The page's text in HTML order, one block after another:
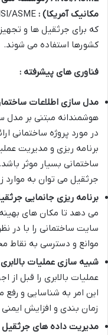
مکانیک آمریکا) :
که برای جرثقیل ها و
کشورها استفاده می شوند.
فناوری های پیشرفته :
مدل سازی اطلاعات
هوشمندانه مبتنی بر
برنامه ریزی و مدیریت
جرثقیل می توان به موارد
برنامه ریزی جانمایی
می دهد تا مکان های بهینه
سایت ساختمانی را با در
موانع و دسترسی به نقاط
شبیه سازی عملیات
عملیات بالابری را قبل از
این امر به شناسایی و
زمان بندی و افزایش
مدیریت داده های جرثقیل